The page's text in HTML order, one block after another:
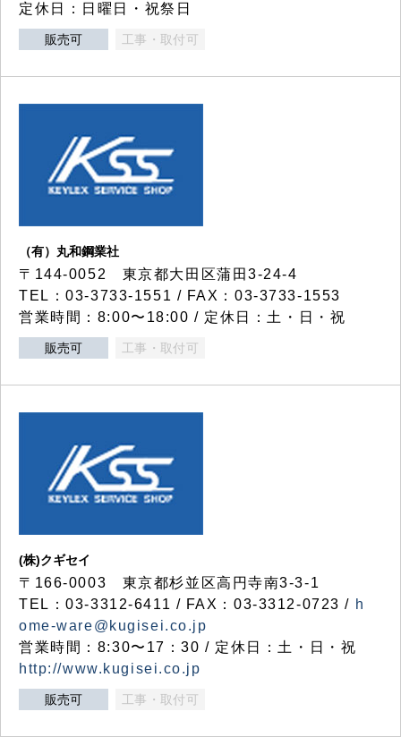
定休日：日曜日・祝祭日
販売可 工事・取付可
（有）丸和鋼業社
〒144-0052 東京都大田区蒲田3-24-4
TEL：03-3733-1551 / FAX：03-3733-1553
営業時間：8:00〜18:00 / 定休日：土・日・祝
販売可 工事・取付可
(株)クギセイ
〒166-0003 東京都杉並区高円寺南3-3-1
TEL：03-3312-6411 / FAX：03-3312-0723 / h
ome-ware@kugisei.co.jp
営業時間：8:30〜17：30 / 定休日：土・日・祝
http://www.kugisei.co.jp
販売可 工事・取付可